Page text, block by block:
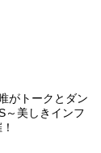
がトークとダン
～美しきインフ